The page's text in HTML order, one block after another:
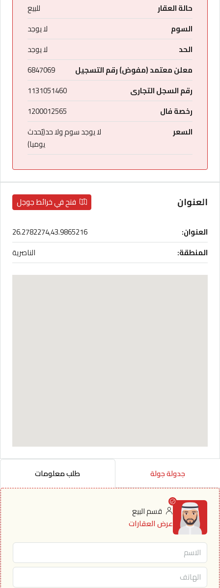
حالة العقار
للبيع
السوم
لا يوجد
الحد
لا يوجد
معلن معتمد (مفوض) رقم التسجيل
6847069
رقم السجل التجارى
1131051460
رخصة فال
1200012565
السعر
لا يوجد سوم ولا حد(يُحدث
يوميا)
العنوان فتح في خرائط جوجل
العنوان:
26.2782274,43.9865216
المنطقة:
الناصرية
جدولة جولة طلب معلومات
قسم البيع
عرض العقارات